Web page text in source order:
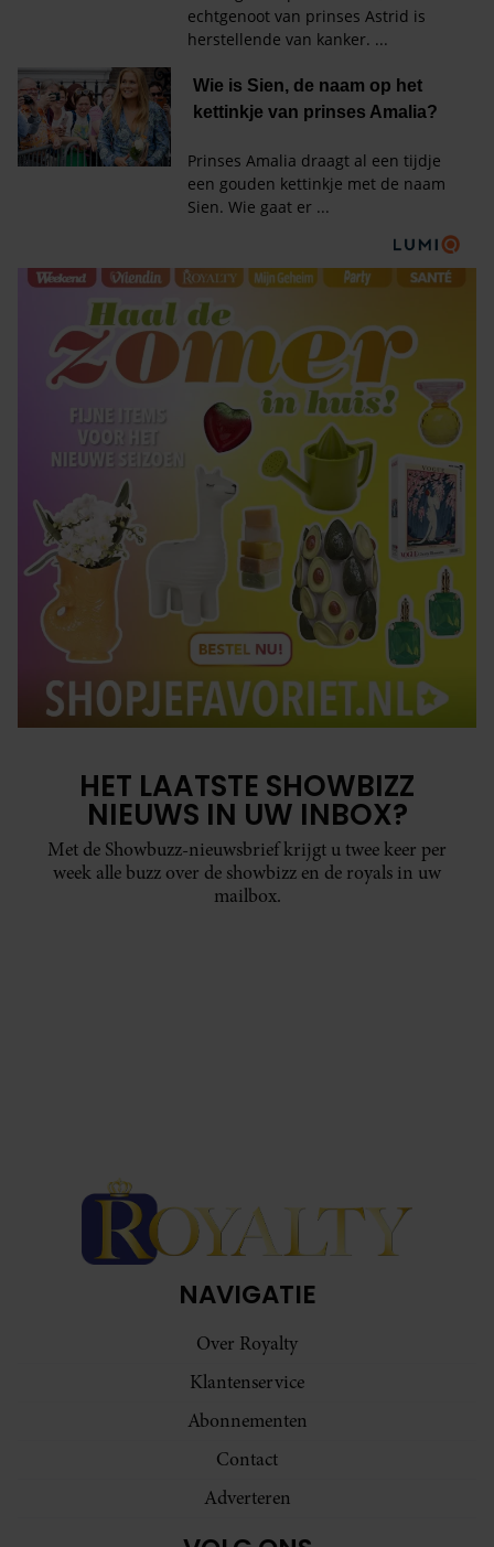
HET LAATSTE SHOWBIZZ
NIEUWS IN UW INBOX?
Met de Showbuzz-nieuwsbrief krijgt u twee keer per
week alle buzz over de showbizz en de royals in uw
mailbox.
NAVIGATIE
Over Royalty
Klantenservice
Abonnementen
Contact
Adverteren